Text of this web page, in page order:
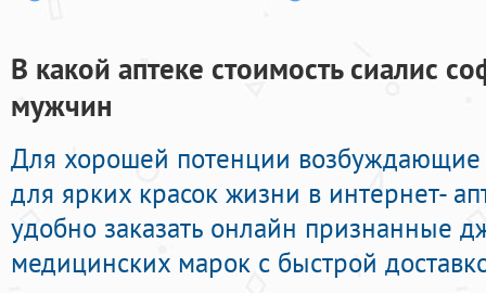
В какой аптеке стоимость сиалис
мужчин
Для хорошей потенции
для ярких красок жизни в интернет-
удобно заказать онлайн признанные
медицинских марок с быстрой